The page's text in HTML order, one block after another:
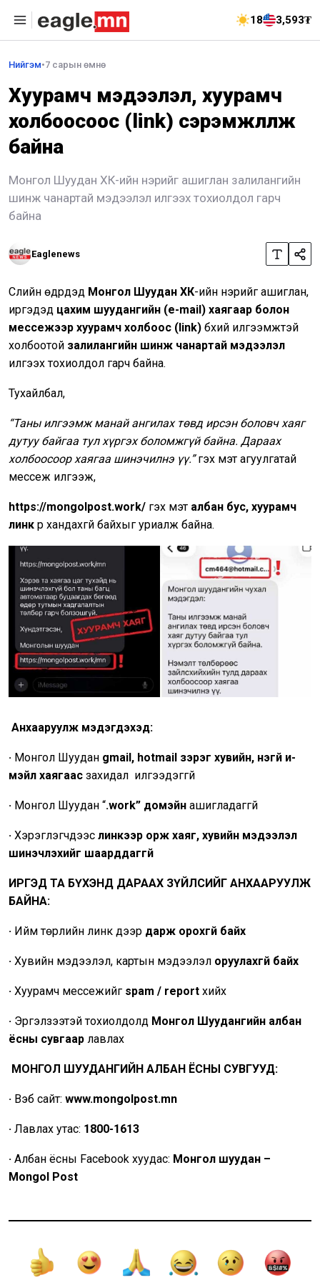
18 3,593₮
Нийгэм•7 сарын өмнө
Хуурамч мэдээлэл, хуурамч
холбоосоос (link) сэрэмжлүүлж
байна
Монгол Шуудан ХК-ийн нэрийг ашиглан залилангийн
шинж чанартай мэдээлэл илгээх тохиолдол гарч
байна
Eaglenews
Сүүлийн өдрүүдэд Монгол Шуудан ХК-ийн нэрийг ашиглан,
иргэдэд цахим шуудангийн (e-mail) хаягаар болон
мессежээр хуурамч холбоос (link) бүхий илгээмжтэй
холбоотой залилангийн шинж чанартай мэдээлэл
илгээх тохиолдол гарч байна.
Тухайлбал,
“Таны илгээмж манай ангилах төвд ирсэн боловч хаяг
дутуу байгаа тул хүргэх боломжгүй байна. Дараах
холбоосоор хаягаа шинэчилнэ үү.”гэх мэт агуулгатай
мессеж илгээж,
https://mongolpost.work/ гэх мэт албан бус, хуурамч
линк рүү хандахгүй байхыг уриалж байна.
Анхааруулж мэдэгдэхэд:
· Монгол Шуудан gmail, hotmail зэрэг хувийн, үнэгүй и-
мэйл хаягаас захидал илгээдэггүй
· Монгол Шуудан “.work” домэйн ашигладаггүй
· Хэрэглэгчдээс линкээр орж хаяг, хувийн мэдээлэл
шинэчлэхийг шаарддаггүй
ИРГЭД ТА БҮХЭНД ДАРААХ ЗҮЙЛСИЙГ АНХААРУУЛЖ
БАЙНА:
· Ийм төрлийн линк дээр дарж орохгүй байх
· Хувийн мэдээлэл, картын мэдээлэл оруулахгүй байх
· Хуурамч мессежийг spam / report хийх
· Эргэлзээтэй тохиолдолд Монгол Шуудангийн албан
ёсны сувгаар лавлах
МОНГОЛ ШУУДАНГИЙН АЛБАН ЁСНЫ СУВГУУД:
· Вэб сайт: www.mongolpost.mn
· Лавлах утас: 1800-1613
· Албан ёсны Facebook хуудас: Монгол шуудан –
Mongol Post